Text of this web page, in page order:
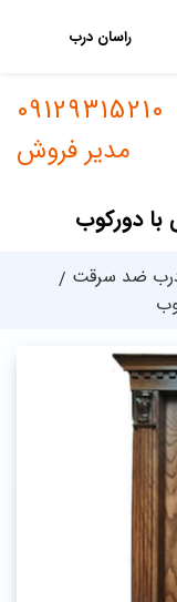
راسان درب
دورکوب
09129315210
مدیر فروش
ضد سرقت